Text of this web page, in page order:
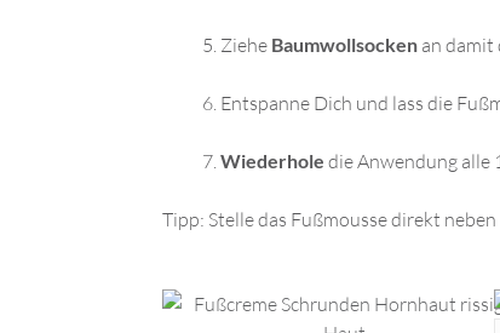
Ziehe Baumwollsocken an damit
Entspanne Dich und lass die
Wiederhole die Anwendung alle
Tipp: Stelle das Fußmousse direkt